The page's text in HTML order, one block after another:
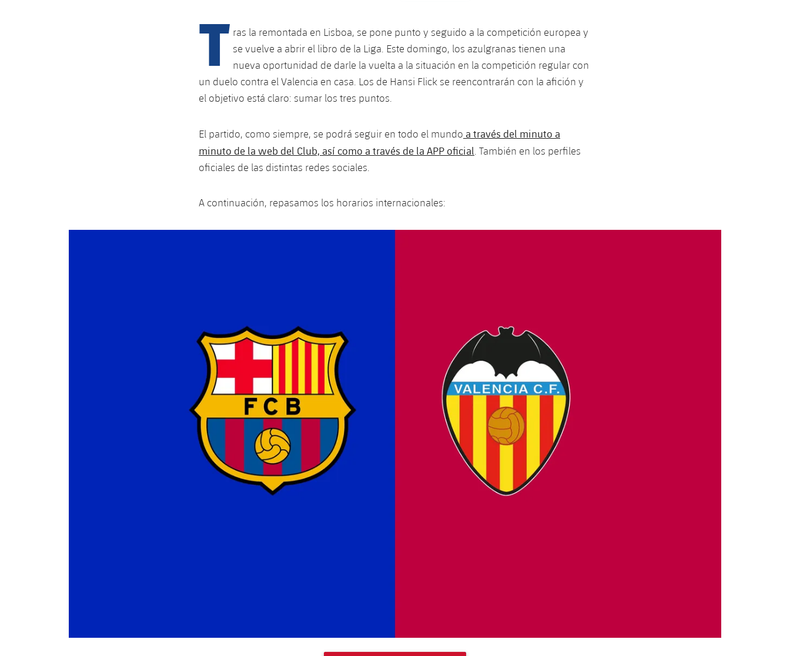
T ras la remontada en Lisboa, se pone punto y seguido a la competición europea y
se vuelve a abrir el libro de la Liga. Este domingo, los azulgranas tienen una
nueva oportunidad de darle la vuelta a la situación en la competición regular con
un duelo contra el Valencia en casa. Los de Hansi Flick se reencontrarán con la afición y
el objetivo está claro: sumar los tres puntos.
El partido, como siempre, se podrá seguir en todo el mundo a través del minuto a
minuto de la web del Club, así como a través de la APP oficial. También en los perfiles
oficiales de las distintas redes sociales.
A continuación, repasamos los horarios internacionales: